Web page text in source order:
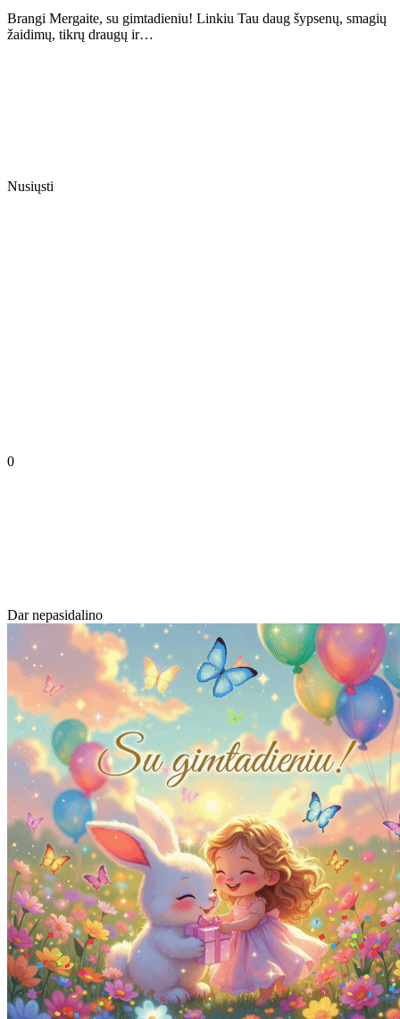
Brangi Mergaite, su gimtadieniu! Linkiu Tau daug šypsenų, smagių
žaidimų, tikrų draugų ir…
Nusiųsti
0
Dar nepasidalino